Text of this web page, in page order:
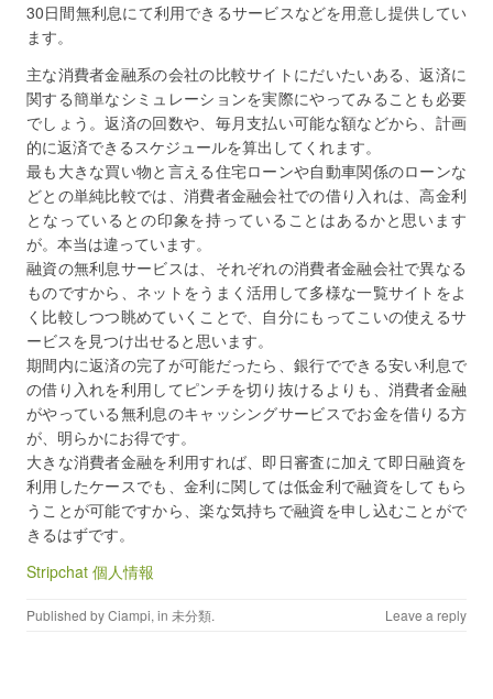
30日間無利息にて利用できるサービスなどを用意し提供してい
ます。
主な消費者金融系の会社の比較サイトにだいたいある、返済に
関する簡単なシミュレーションを実際にやってみることも必要
でしょう。返済の回数や、毎月支払い可能な額などから、計画
的に返済できるスケジュールを算出してくれます。
最も大きな買い物と言える住宅ローンや自動車関係のローンな
どとの単純比較では、消費者金融会社での借り入れは、高金利
となっているとの印象を持っていることはあるかと思います
が。本当は違っています。
融資の無利息サービスは、それぞれの消費者金融会社で異なる
ものですから、ネットをうまく活用して多様な一覧サイトをよ
く比較しつつ眺めていくことで、自分にもってこいの使えるサ
ービスを見つけ出せると思います。
期間内に返済の完了が可能だったら、銀行でできる安い利息で
の借り入れを利用してピンチを切り抜けるよりも、消費者金融
がやっている無利息のキャッシングサービスでお金を借りる方
が、明らかにお得です。
大きな消費者金融を利用すれば、即日審査に加えて即日融資を
利用したケースでも、金利に関しては低金利で融資をしてもら
うことが可能ですから、楽な気持ちで融資を申し込むことがで
きるはずです。
Stripchat 個人情報
Published byCiampi, in 未分類. Leave a reply